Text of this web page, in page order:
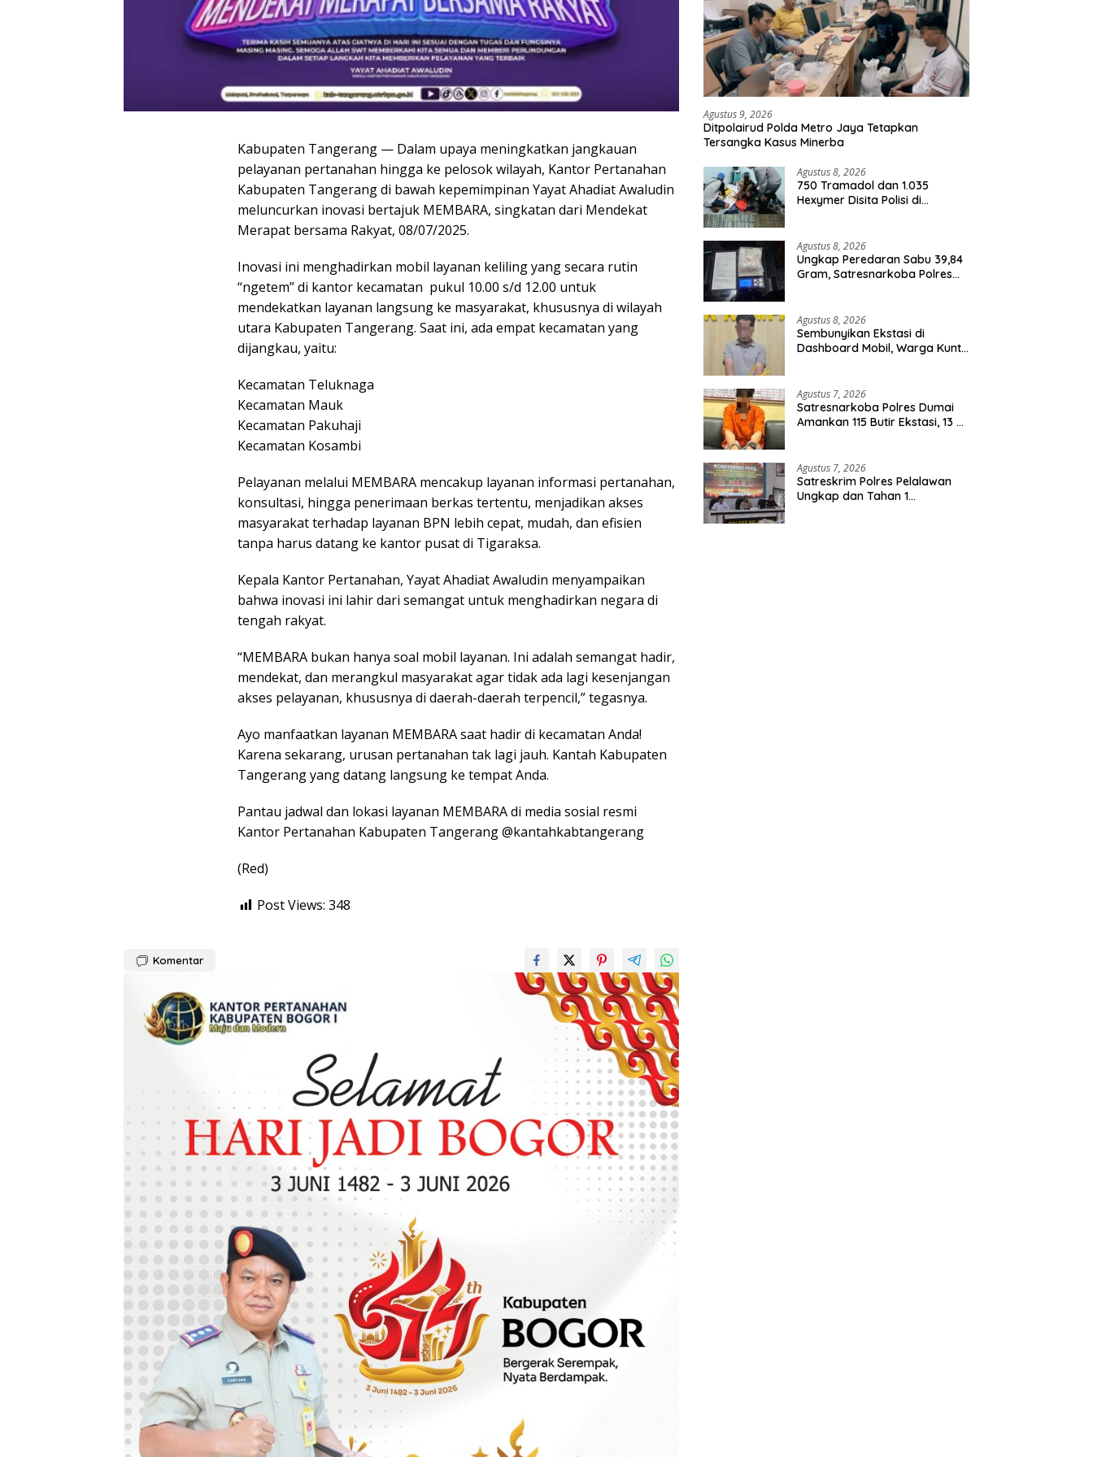
Kabupaten Tangerang — Dalam upaya meningkatkan jangkauan
pelayanan pertanahan hingga ke pelosok wilayah, Kantor Pertanahan
Kabupaten Tangerang di bawah kepemimpinan Yayat Ahadiat Awaludin
meluncurkan inovasi bertajuk MEMBARA, singkatan dari Mendekat
Merapat bersama Rakyat, 08/07/2025.
Inovasi ini menghadirkan mobil layanan keliling yang secara rutin
“ngetem” di kantor kecamatan pukul 10.00 s/d 12.00 untuk
mendekatkan layanan langsung ke masyarakat, khususnya di wilayah
utara Kabupaten Tangerang. Saat ini, ada empat kecamatan yang
dijangkau, yaitu:
Kecamatan Teluknaga
Kecamatan Mauk
Kecamatan Pakuhaji
Kecamatan Kosambi
Pelayanan melalui MEMBARA mencakup layanan informasi pertanahan,
konsultasi, hingga penerimaan berkas tertentu, menjadikan akses
masyarakat terhadap layanan BPN lebih cepat, mudah, dan efisien
tanpa harus datang ke kantor pusat di Tigaraksa.
Kepala Kantor Pertanahan, Yayat Ahadiat Awaludin menyampaikan
bahwa inovasi ini lahir dari semangat untuk menghadirkan negara di
tengah rakyat.
“MEMBARA bukan hanya soal mobil layanan. Ini adalah semangat hadir,
mendekat, dan merangkul masyarakat agar tidak ada lagi kesenjangan
akses pelayanan, khususnya di daerah-daerah terpencil,” tegasnya.
Ayo manfaatkan layanan MEMBARA saat hadir di kecamatan Anda!
Karena sekarang, urusan pertanahan tak lagi jauh. Kantah Kabupaten
Tangerang yang datang langsung ke tempat Anda.
Pantau jadwal dan lokasi layanan MEMBARA di media sosial resmi
Kantor Pertanahan Kabupaten Tangerang @kantahkabtangerang
(Red)
Post Views: 348
Komentar
Agustus 9, 2026
Ditpolairud Polda Metro Jaya Tetapkan
Tersangka Kasus Minerba
Agustus 8, 2026
750 Tramadol dan 1.035
Hexymer Disita Polisi di
Agustus 8, 2026
Ungkap Peredaran Sabu 39,84
Gram, Satresnarkoba Polres
Agustus 8, 2026
Sembunyikan Ekstasi di
Dashboard Mobil, Warga Kuntu
Agustus 7, 2026
Satresnarkoba Polres Dumai
Amankan 115 Butir Ekstasi, 13 Pil
Agustus 7, 2026
Satreskrim Polres Pelalawan
Ungkap dan Tahan 1